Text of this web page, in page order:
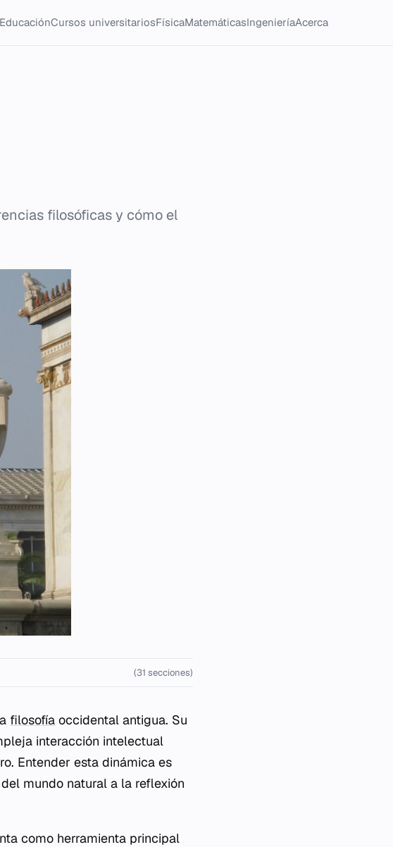
EducaciónCursos universitariosFísicaMatemáticasIngenieríaAcerca
filosóficas y cómo el
(31 secciones)
filosofía occidental antigua. Su
interacción intelectual
Entender esta dinámica es
mundo natural a la reflexión
como herramienta principal